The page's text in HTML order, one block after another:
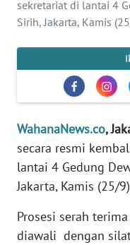
sekretariat di lantai 4
Sirih, Jakarta, Kamis
WahanaNews.co,
secara resmi
lantai 4 Gedung
Jakarta, Kamis (25/
Prosesi serah
diawali dengan
PENDIDIKAN
OPINI
EDITORIAL
Informasi
INDEKS